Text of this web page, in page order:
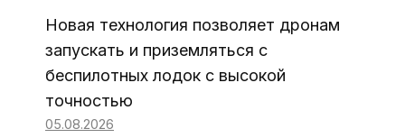
Новая технология позволяет дронам
запускать и приземляться с
беспилотных лодок с высокой
точностью
05.08.2026